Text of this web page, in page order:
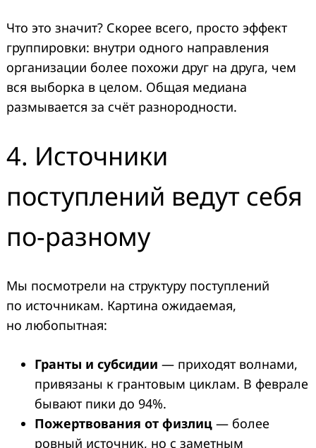
Что это значит? Скорее всего, просто эффект
группировки: внутри одного направления
организации более похожи друг на друга, чем
вся выборка в целом. Общая медиана
размывается за счёт разнородности.
4. Источники
поступлений ведут себя
по-разному
Мы посмотрели на структуру поступлений
по источникам. Картина ожидаемая,
но любопытная:
Гранты и субсидии — приходят волнами,
привязаны к грантовым циклам. В феврале
бывают пики до 94%.
Пожертвования от физлиц — более
ровный источник, но с заметным